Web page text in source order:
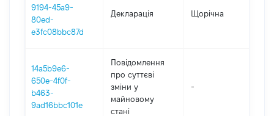
9194-45a9-
80ed-
e3fc08bbc87d
Декларація Щорічна
14a5b9e6-
650e-4f0f-
b463-
9ad16bbc101e
Повідомлення
про суттєві
зміни y
майновому
стані
-